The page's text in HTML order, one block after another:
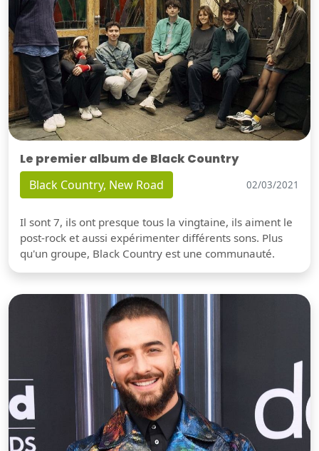
Le premier album de Black Country
Black Country, New Road 02/03/2021
Il sont 7, ils ont presque tous la vingtaine, ils aiment le
post-rock et aussi expérimenter différents sons. Plus
qu'un groupe, Black Country est une communauté.